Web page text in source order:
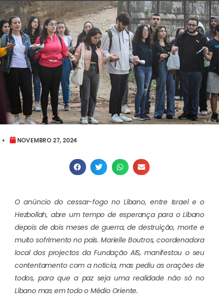
NOVEMBRO 27, 2024
O anúncio do cessar-fogo no Líbano, entre Israel e o
Hezbollah, abre um tempo de esperança para o Líbano
depois de dois meses de guerra, de destruição, morte e
muito sofrimento no país. Marielle Boutros, coordenadora
local dos projectos da Fundação AIS, manifestou o seu
contentamento com a notícia, mas pediu as orações de
todos, para que a paz seja uma realidade não só no
Líbano mas em todo o Médio Oriente.